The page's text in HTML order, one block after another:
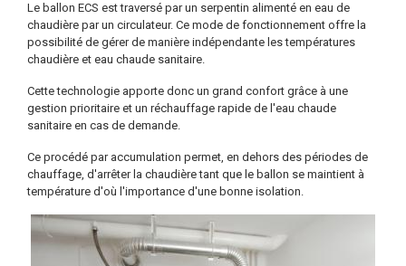
Le ballon ECS est traversé par un serpentin alimenté en eau de
chaudière par un circulateur. Ce mode de fonctionnement offre la
possibilité de gérer de manière indépendante les températures
chaudière et eau chaude sanitaire.
Cette technologie apporte donc un grand confort grâce à une
gestion prioritaire et un réchauffage rapide de l'eau chaude
sanitaire en cas de demande.
Ce procédé par accumulation permet, en dehors des périodes de
chauffage, d'arrêter la chaudière tant que le ballon se maintient à
température d'où l'importance d'une bonne isolation.